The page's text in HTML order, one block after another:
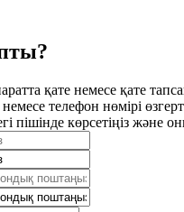
қате немесе қате
телефон нөмірі
пішінде көрсетіңіз және